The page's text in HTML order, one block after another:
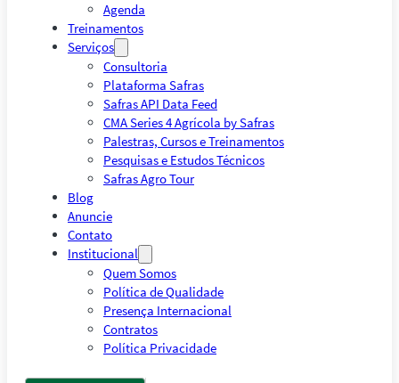
Agenda
Treinamentos
Serviços
Consultoria
Plataforma Safras
Safras API Data Feed
CMA Series 4 Agrícola by Safras
Palestras, Cursos e Treinamentos
Pesquisas e Estudos Técnicos
Safras Agro Tour
Blog
Anuncie
Contato
Institucional
Quem Somos
Política de Qualidade
Presença Internacional
Contratos
Política Privacidade